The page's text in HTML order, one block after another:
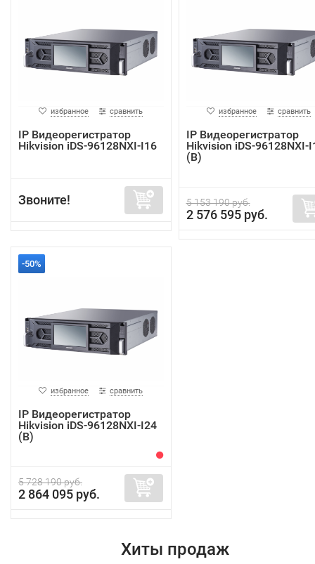
избранное сравнить
IP Видеорегистратор
Hikvision iDS-96128NXI-I16
Звоните!
избранное сравнить
IP Видеорегистратор
Hikvision iDS-96128NXI-
(B)
5 153 190 руб.
2 576 595 руб.
-50%
избранное сравнить
IP Видеорегистратор
Hikvision iDS-96128NXI-I24
(B)
5 728 190 руб.
2 864 095 руб.
Хиты продаж